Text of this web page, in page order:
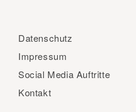
Datenschutz
Impressum
Social Media Auftritte
Kontakt